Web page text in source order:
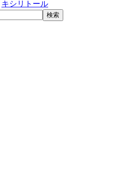
キシリトール